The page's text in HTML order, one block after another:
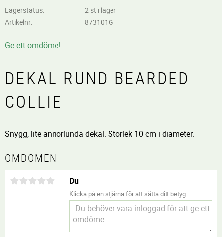
Lagerstatus
2 st i lager
Artikelnr
873101G
Ge ett omdöme!
DEKAL RUND BEARDED
COLLIE
Snygg, lite annorlunda dekal. Storlek 10 cm i diameter.
OMDÖMEN
Du
Klicka på en stjärna för att sätta ditt betyg